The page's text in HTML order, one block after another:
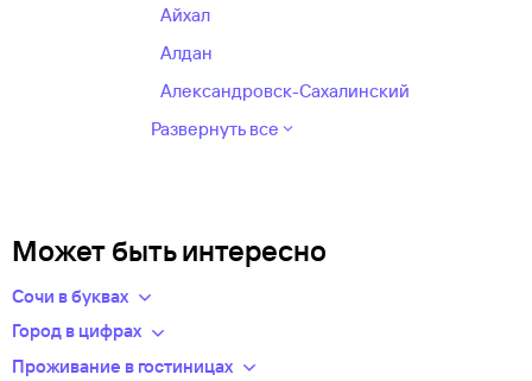
Айхал
Алдан
Александровск-Сахалинский
Развернуть все
Может быть интересно
Сочи в буквах
Цена авиабилета в Сочи
Из Санкт-Петербурга средняя стоимость — 6203 руб.
Город в цифрах
Население: 401300 человек
Проживание в гостиницах